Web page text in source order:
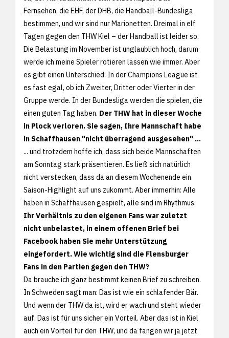
Fernsehen, die EHF, der DHB, die Handball-Bundesliga
bestimmen, und wir sind nur Marionetten. Dreimal in elf
Tagen gegen den THW Kiel – der Handball ist leider so.
Die Belastung im November ist unglaublich hoch, darum
werde ich meine Spieler rotieren lassen wie immer. Aber
es gibt einen Unterschied: In der Champions League ist
es fast egal, ob ich Zweiter, Dritter oder Vierter in der
Gruppe werde. In der Bundesliga werden die spielen, die
einen guten Tag haben. Der THW hat in dieser Woche
in Plock verloren. Sie sagen, Ihre Mannschaft habe
in Schaffhausen "nicht überragend ausgesehen" ...
... und trotzdem hoffe ich, dass sich beide Mannschaften
am Sonntag stark präsentieren. Es ließ sich natürlich
nicht verstecken, dass da an diesem Wochenende ein
Saison-Highlight auf uns zukommt. Aber immerhin: Alle
haben in Schaffhausen gespielt, alle sind im Rhythmus.
Ihr Verhältnis zu den eigenen Fans war zuletzt
nicht unbelastet, in einem offenen Brief bei
Facebook haben Sie mehr Unterstützung
eingefordert. Wie wichtig sind die Flensburger
Fans in den Partien gegen den THW?
Da brauche ich ganz bestimmt keinen Brief zu schreiben.
In Schweden sagt man: Das ist wie ein schlafender Bär.
Und wenn der THW da ist, wird er wach und steht wieder
auf. Das ist für uns sicher ein Vorteil. Aber das ist in Kiel
auch ein Vorteil für den THW, und da fangen wir ja jetzt